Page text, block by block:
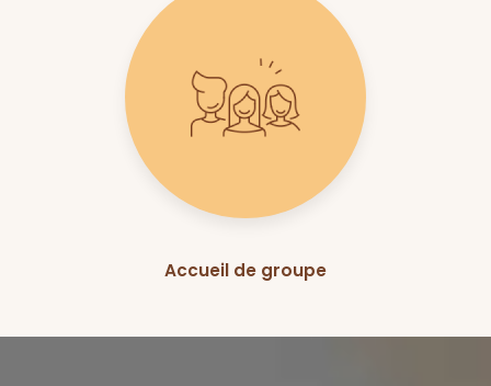
Accueil de groupe